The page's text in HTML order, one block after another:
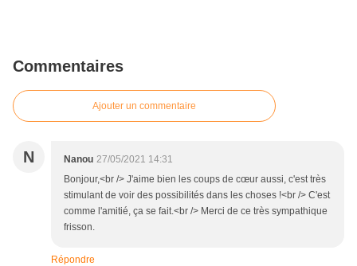
Commentaires
Ajouter un commentaire
N Nanou 27/05/2021 14:31
Bonjour,<br /> J'aime bien les coups de cœur aussi, c'est très
stimulant de voir des possibilités dans les choses !<br /> C'est
comme l'amitié, ça se fait.<br /> Merci de ce très sympathique
frisson.
Répondre